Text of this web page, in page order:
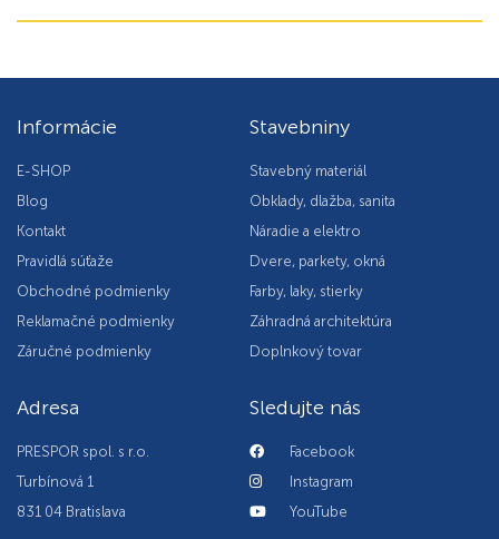
Informácie
E-SHOP
Blog
Kontakt
Pravidlá súťaže
Obchodné podmienky
Reklamačné podmienky
Záručné podmienky
Stavebniny
Stavebný materiál
Obklady, dlažba, sanita
Náradie a elektro
Dvere, parkety, okná
Farby, laky, stierky
Záhradná architektúra
Doplnkový tovar
Adresa
PRESPOR spol. s r.o.
Turbínová 1
831 04 Bratislava
Sledujte nás
Facebook
Instagram
YouTube